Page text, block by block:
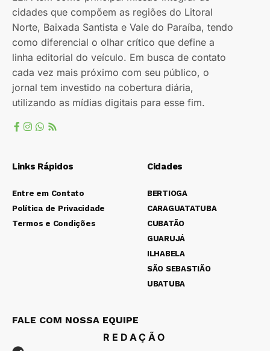
cidades que compõem as regiões do Litoral
Norte, Baixada Santista e Vale do Paraíba, tendo
como diferencial o olhar crítico que define a
linha editorial do veículo. Em busca de contato
cada vez mais próximo com seu público, o
jornal tem investido na cobertura diária,
utilizando as mídias digitais para esse fim.
Links Rápidos
Entre em Contato
Política de Privacidade
Termos e Condições
Cidades
BERTIOGA
CARAGUATATUBA
CUBATÃO
GUARUJÁ
ILHABELA
SÃO SEBASTIÃO
UBATUBA
FALE COM NOSSA EQUIPE
REDAÇÃO